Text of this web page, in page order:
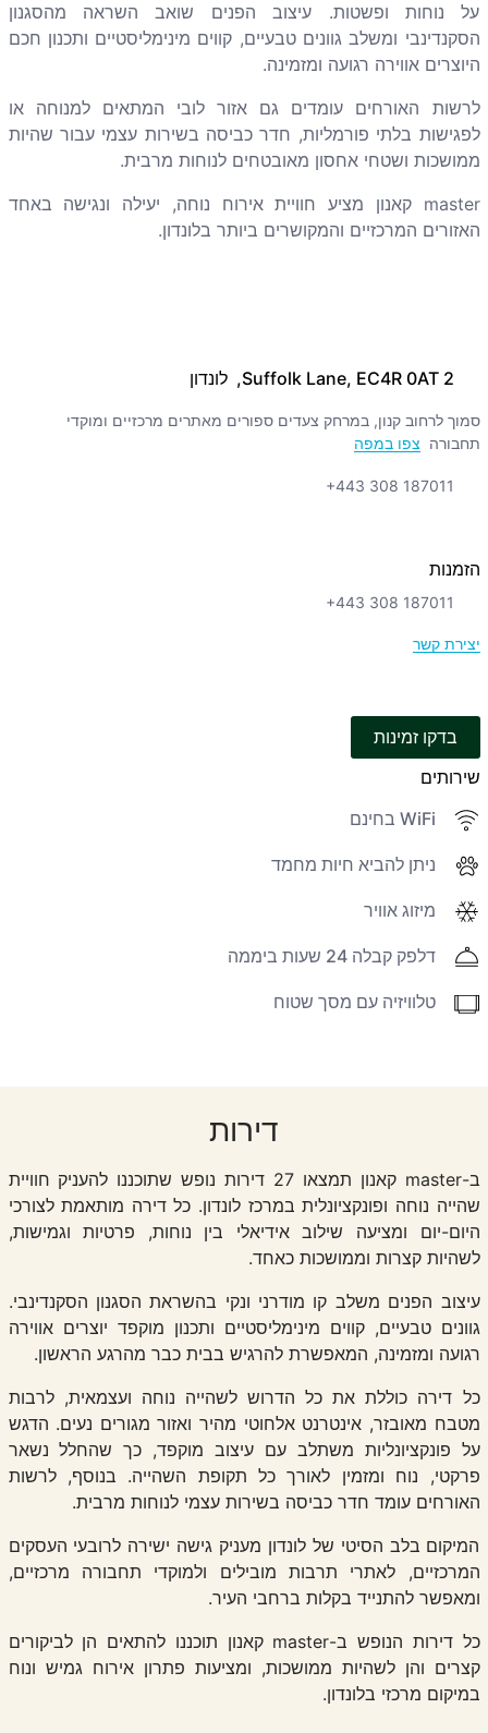
2 Suffolk Lane, EC4R 0AT, לונדון
סמוך לרחוב קנון, במרחק צעדים ספורים מאתרים מרכזיים ומוקדי
תחבורה צפו במפה
+443 308 187011
הזמנות
+443 308 187011
יצירת קשר
בדקו זמינות
שירותים
WiFi בחינם
ניתן להביא חיות מחמד
מיזוג אוויר
דלפק קבלה 24 שעות ביממה
טלוויזיה עם מסך שטוח
על נוחות ופשטות. עיצוב הפנים שואב השראה מהסגנון
הסקנדינבי ומשלב גוונים טבעיים, קווים מינימליסטיים ותכנון חכם
היוצרים אווירה רגועה ומזמינה.
לרשות האורחים עומדים גם אזור לובי המתאים למנוחה או
לפגישות בלתי פורמליות, חדר כביסה בשירות עצמי עבור שהיות
ממושכות ושטחי אחסון מאובטחים לנוחות מרבית.
master קאנון מציע חוויית אירוח נוחה, יעילה ונגישה באחד
האזורים המרכזיים והמקושרים ביותר בלונדון.
דירות
ב-master קאנון תמצאו 27 דירות נופש שתוכננו להעניק חוויית
שהייה נוחה ופונקציונלית במרכז לונדון. כל דירה מותאמת לצורכי
היום-יום ומציעה שילוב אידיאלי בין נוחות, פרטיות וגמישות,
לשהיות קצרות וממושכות כאחד.
עיצוב הפנים משלב קו מודרני ונקי בהשראת הסגנון הסקנדינבי.
גוונים טבעיים, קווים מינימליסטיים ותכנון מוקפד יוצרים אווירה
רגועה ומזמינה, המאפשרת להרגיש בבית כבר מהרגע הראשון.
כל דירה כוללת את כל הדרוש לשהייה נוחה ועצמאית, לרבות
מטבח מאובזר, אינטרנט אלחוטי מהיר ואזור מגורים נעים. הדגש
על פונקציונליות משתלב עם עיצוב מוקפד, כך שהחלל נשאר
פרקטי, נוח ומזמין לאורך כל תקופת השהייה. בנוסף, לרשות
האורחים עומד חדר כביסה בשירות עצמי לנוחות מרבית.
המיקום בלב הסיטי של לונדון מעניק גישה ישירה לרובעי העסקים
המרכזיים, לאתרי תרבות מובילים ולמוקדי תחבורה מרכזיים,
ומאפשר להתנייד בקלות ברחבי העיר.
כל דירות הנופש ב-master קאנון תוכננו להתאים הן לביקורים
קצרים והן לשהיות ממושכות, ומציעות פתרון אירוח גמיש ונוח
במיקום מרכזי בלונדון.